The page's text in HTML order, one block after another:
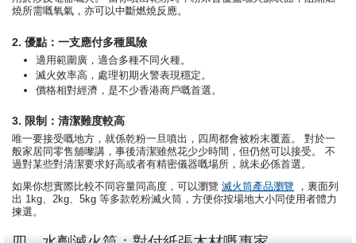
燒所需嘅氧氣，亦可以中斷燃燒反應。
2. 優點：一支應付多種風險
適用範圍廣，適合多種不同火種。
滅火效率高，處理初期火警表現穩定。
價格相對經濟，是不少香港商戶嘅首選。
3. 限制：清潔難度較高
唯一要接受嘅地方，就係乾粉一旦噴出，四周都會被粉末覆蓋。 對於一
般家居同零售舖嚟講，事後清潔雖然花少少時間，但仍然可以接受。 不
過對某些對清潔要求好高或者有精密儀器嘅場所，就未必係首選。
如果你想實際比較不同容量同高度，可以瀏覽 滅火筒產品瀏覽 ，裏面列
出 1kg、2kg、5kg 等多款乾粉滅火筒，方便你按場地大小同使用者體力
揀選。